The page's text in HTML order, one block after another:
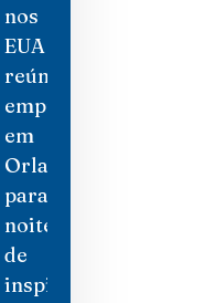
nos
EUA
reúne
empresárias
em
Orlando
para
noite
de
inspiração,